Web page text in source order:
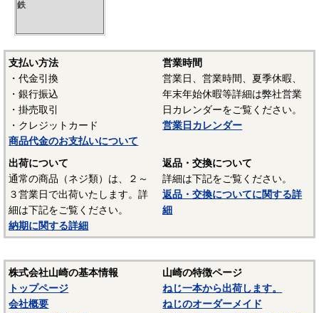
鉄
支払い方法
・代金引換
・銀行振込
・掛売取引
・クレジットカード
商品代金のお支払いについて
営業時間
営業日、営業時間、夏季休暇、
年末年始休暇等詳細は弊社営業
日カレンダーをご覧ください。
営業日カレンダー
出荷について
通常の商品（ネジ類）は、２～
３営業日で出荷いたします。詳
細は下記をご覧ください。
納期に関する詳細
返品・交換について
詳細は下記をご覧ください。
返品・交換についてに関する詳
細
株式会社山崎の基本情報
トップページ
会社概要
山崎の特徴ページ
ねじ一本から出荷します。
ねじのオーダーメイド